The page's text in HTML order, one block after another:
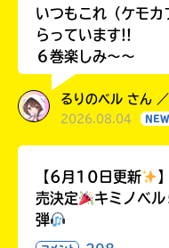
いつもこれ（ケモカ
らっています!!
６巻楽しみ～～
るりのベル さん
2026.08.04 NEW
【6月10日更新
売決定
キミノベル
弾